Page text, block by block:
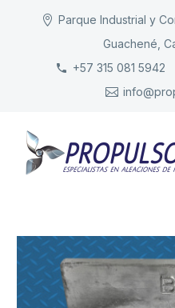
Parque Industrial y
Guachené,
+57 315 081 5942
INICIO